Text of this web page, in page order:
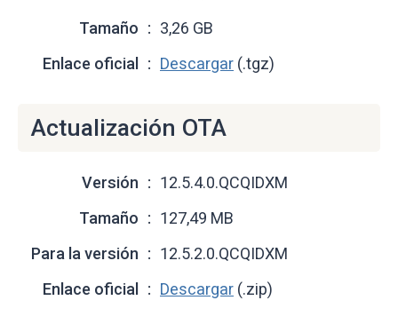
Tamaño
3,26 GB
Enlace oficial
Descargar (.tgz)
Actualización OTA
Versión
12.5.4.0.QCQIDXM
Tamaño
127,49 MB
Para la versión
12.5.2.0.QCQIDXM
Enlace oficial
Descargar (.zip)